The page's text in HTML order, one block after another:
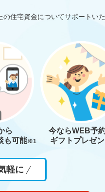
住宅資金についてサポートい
ら
も可能※1
今ならWEB予
ギフトプレゼン
軽に